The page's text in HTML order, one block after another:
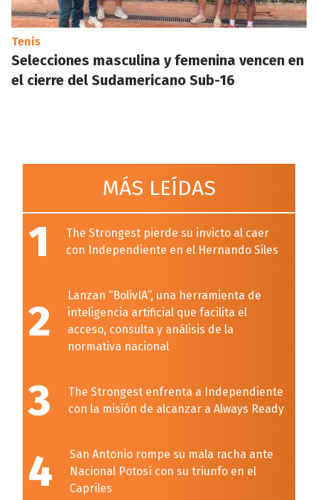
Tenis
Selecciones masculina y femenina vencen en
el cierre del Sudamericano Sub-16
MÁS LEÍDAS
1
The Strongest pierde su invicto al caer
con Independiente en el Hernando Siles
2
Lanzan “BolivIA”, una herramienta de
inteligencia artificial que facilita el
acceso, consulta y análisis de la
normativa nacional
3
The Strongest enfrenta a Independiente
con la misión de alcanzar a Always Ready
4
San Antonio rompe su mala racha ante
Nacional Potosí con su triunfo en el
Capriles